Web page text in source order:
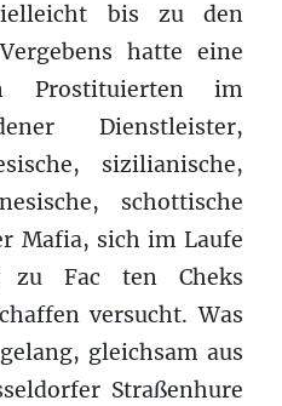
bis zu den
hatte eine
Prostituierten im
Dienstleister,
sizilianische,
schottische
Mafia, sich im Laufe
zu Fac ten Cheks
versucht. Was
gleichsam aus
Straßenhure